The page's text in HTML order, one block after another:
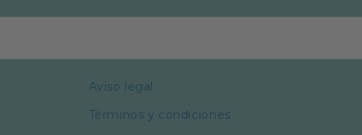
Aviso legal
Términos y condiciones